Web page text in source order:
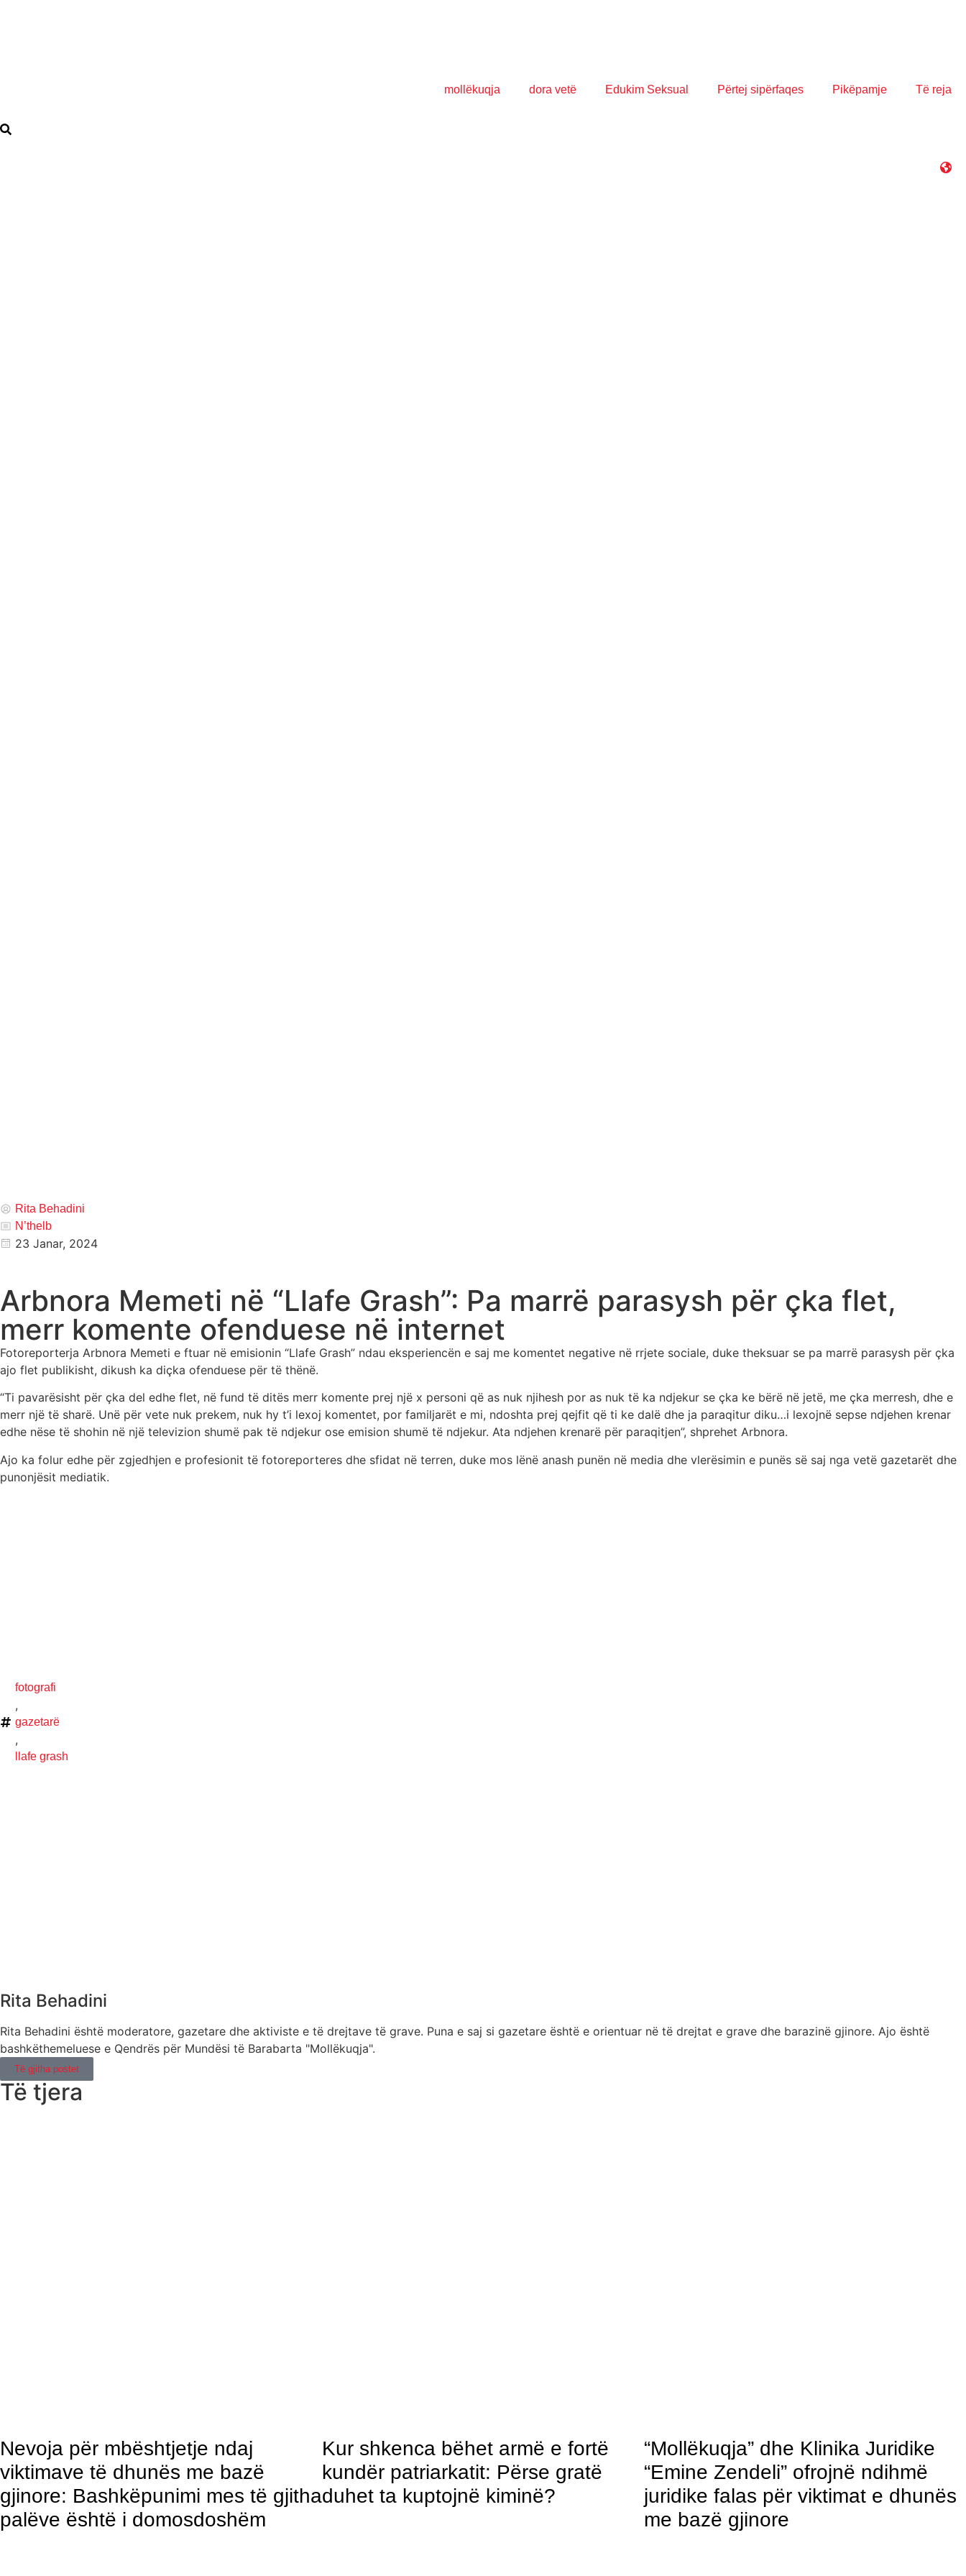
mollëkuqja dora vetë Edukim Seksual Përtej sipërfaqes Pikëpamje Të reja
Rita Behadini
N’thelb
23 Janar, 2024
Arbnora Memeti në “Llafe Grash”: Pa marrë parasysh për çka flet,
merr komente ofenduese në internet
Fotoreporterja Arbnora Memeti e ftuar në emisionin “Llafe Grash” ndau eksperiencën e saj me komentet negative në rrjete sociale, duke theksuar se pa marrë parasysh për çka
ajo flet publikisht, dikush ka diçka ofenduese për të thënë.
“Ti pavarësisht për çka del edhe flet, në fund të ditës merr komente prej një x personi që as nuk njihesh por as nuk të ka ndjekur se çka ke bërë në jetë, me çka merresh, dhe e
merr një të sharë. Unë për vete nuk prekem, nuk hy t’i lexoj komentet, por familjarët e mi, ndoshta prej qejfit që ti ke dalë dhe ja paraqitur diku…i lexojnë sepse ndjehen krenar
edhe nëse të shohin në një televizion shumë pak të ndjekur ose emision shumë të ndjekur. Ata ndjehen krenarë për paraqitjen”, shprehet Arbnora.
Ajo ka folur edhe për zgjedhjen e profesionit të fotoreporteres dhe sfidat në terren, duke mos lënë anash punën në media dhe vlerësimin e punës së saj nga vetë gazetarët dhe
punonjësit mediatik.
fotografi
,
gazetarë
,
llafe grash
Rita Behadini
Rita Behadini është moderatore, gazetare dhe aktiviste e të drejtave të grave. Puna e saj si gazetare është e orientuar në të drejtat e grave dhe barazinë gjinore. Ajo është
bashkëthemeluese e Qendrës për Mundësi të Barabarta "Mollëkuqja".
Të gjitha postet
Të tjera
Nevoja për mbështjetje ndaj
viktimave të dhunës me bazë
gjinore: Bashkëpunimi mes të gjitha
palëve është i domosdoshëm
Kur shkenca bëhet armë e fortë
kundër patriarkatit: Përse gratë
duhet ta kuptojnë kiminë?
“Mollëkuqja” dhe Klinika Juridike
“Emine Zendeli” ofrojnë ndihmë
juridike falas për viktimat e dhunës
me bazë gjinore